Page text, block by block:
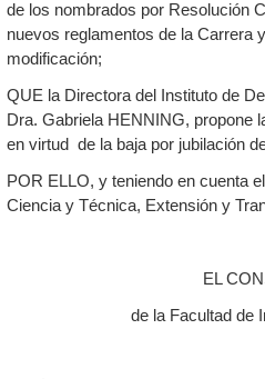
de los nombrados por Resolución
nuevos reglamentos de la Carrera
modificación;
QUE la Directora del Instituto de
Dra. Gabriela HENNING,
en virtud de la baja por jubilación
POR ELLO, y teniendo en cuenta
Ciencia y Técnica, Extensión y
EL
de la Facultad de